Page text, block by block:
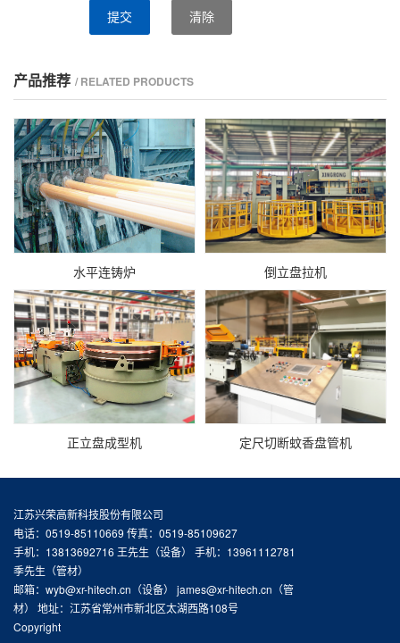
提交 清除
产品推荐 / RELATED PRODUCTS
水平连铸炉 倒立盘拉机
正立盘成型机 定尺切断蚊香盘管机
江苏兴荣高新科技股份有限公司
电话：0519-85110669 传真：0519-85109627
手机：13813692716 王先生（设备） 手机：13961112781
季先生（管材）
邮箱：wyb@xr-hitech.cn（设备） james@xr-hitech.cn（管
材） 地址：江苏省常州市新北区太湖西路108号
Copyright